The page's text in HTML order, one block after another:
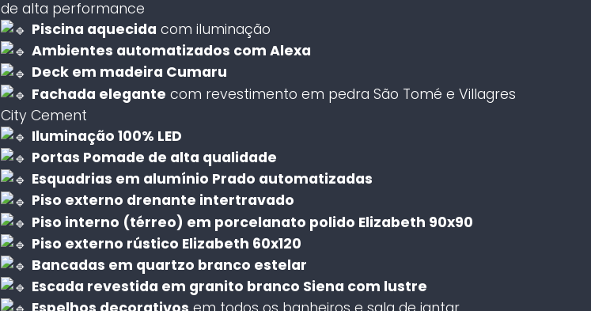
de alta performance
Piscina aquecida com iluminação
Ambientes automatizados com Alexa
Deck em madeira Cumaru
Fachada elegante com revestimento em pedra São Tomé e Villagres
City Cement
Iluminação 100% LED
Portas Pomade de alta qualidade
Esquadrias em alumínio Prado automatizadas
Piso externo drenante intertravado
Piso interno (térreo) em porcelanato polido Elizabeth 90x90
Piso externo rústico Elizabeth 60x120
Bancadas em quartzo branco estelar
Escada revestida em granito branco Siena com lustre